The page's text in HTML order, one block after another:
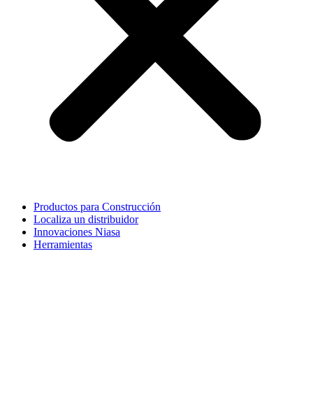
Productos para Construcción
Localiza un distribuidor
Innovaciones Niasa
Herramientas